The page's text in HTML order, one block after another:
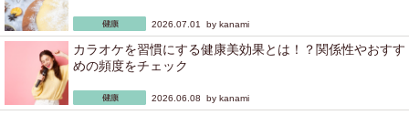
2026.07.01 by kanami
カラオケを習慣にする健康美効果とは！？関係性やおすす
めの頻度をチェック
2026.06.08 by kanami